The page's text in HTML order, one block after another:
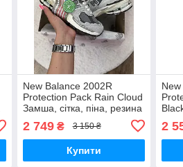
New Balance 2002R
Protection Pack Rain Cloud
Замша, сітка, піна, резина
2 749₴ 3 150 ₴
Купити
2